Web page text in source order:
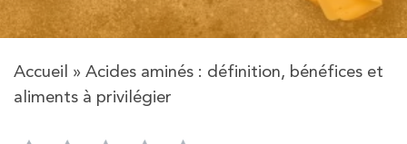
Accueil » Acides aminés : définition, bénéfices et
aliments à privilégier